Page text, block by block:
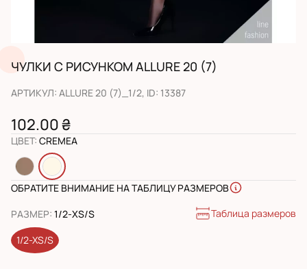
ЧУЛКИ С РИСУНКОМ ALLURE 20 (7)
АРТИКУЛ: ALLURE 20 (7)_1/2, ID: 13387
102.00 ₴
ЦВЕТ: CREMEA
ОБРАТИТЕ ВНИМАНИЕ НА ТАБЛИЦУ РАЗМЕРОВ
РАЗМЕР: 1/2-XS/S Таблица размеров
1/2-XS/S